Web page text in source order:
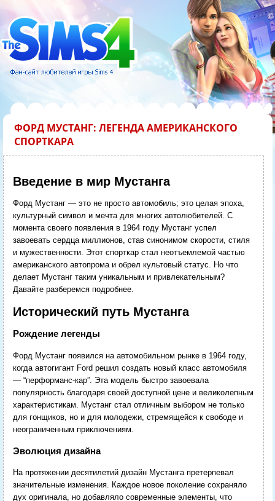
ФОРД МУСТАНГ: ЛЕГЕНДА АМЕРИКАНСКОГО
СПОРТКАРА
Введение в мир Мустанга
Форд Мустанг — это не просто автомобиль; это целая эпоха,
культурный символ и мечта для многих автолюбителей. С
момента своего появления в 1964 году Мустанг успел
завоевать сердца миллионов, став синонимом скорости, стиля
и мужественности. Этот спорткар стал неотъемлемой частью
американского автопрома и обрел культовый статус. Но что
делает Мустанг таким уникальным и привлекательным?
Давайте разберемся подробнее.
Исторический путь Мустанга
Рождение легенды
Форд Мустанг появился на автомобильном рынке в 1964 году,
когда автогигант Ford решил создать новый класс автомобиля
— “перформанс-кар”. Эта модель быстро завоевала
популярность благодаря своей доступной цене и великолепным
характеристикам. Мустанг стал отличным выбором не только
для гонщиков, но и для молодежи, стремящейся к свободе и
неограниченным приключениям.
Эволюция дизайна
На протяжении десятилетий дизайн Мустанга претерпевал
значительные изменения. Каждое новое поколение сохраняло
дух оригинала, но добавляло современные элементы, что